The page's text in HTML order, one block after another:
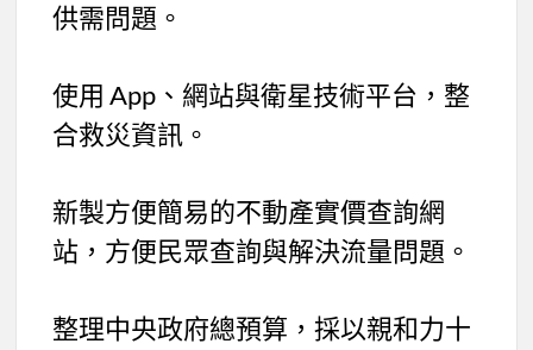
供需問題。
使用 App、網站與衛星技術平台，整
合救災資訊。
新製方便簡易的不動產實價查詢網
站，方便民眾查詢與解決流量問題。
整理中央政府總預算，採以親和力十